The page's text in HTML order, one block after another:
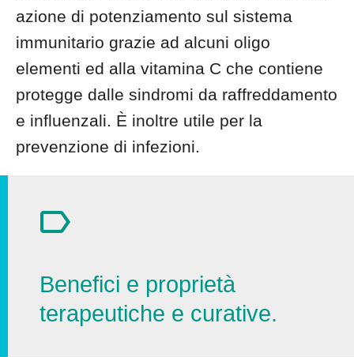
azione di potenziamento sul sistema
immunitario grazie ad alcuni oligo
elementi ed alla vitamina C che contiene
protegge dalle sindromi da raffreddamento
e influenzali. È inoltre utile per la
prevenzione di infezioni.
Benefici e proprietà
terapeutiche e curative.